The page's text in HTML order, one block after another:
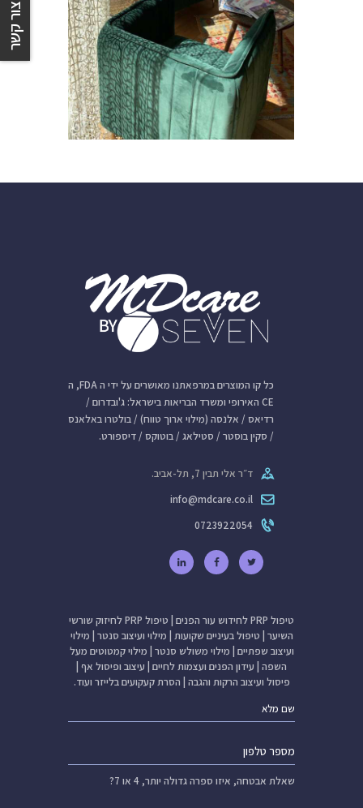
כל קו המוצרים במרפאתנו מאושרים על ידי ה FDA, ה
CE האירופי ומשרד הבריאות בישראל: ג'ובדרום /
רדיאס / אלנסה (מילוי ארוך טווח) / בולטרו באלאנס
/ סקין בוסטר / סטילאג / בוטוקס / דיספורט.
ד״ר אלי תבין 7, תל-אביב.
info@mdcare.co.il
0723922054
טיפול PRP לחידוש עור הפנים
טיפול PRP לחיזוק שורשי
השיער טיפול בעיניים שקועות מילוי ועיצוב סנטר מילוי
ועיצוב שפתיים מילוי משולש סנטר מילוי קמטוטים מעל
השפה עידון הפנים ועצמות לחיים עיצוב ופיסול אף
פיסול ועיצוב הרקות והגבה הסרת קעקועים בלייזר ועוד.
שאלת אבטחה, איזו ספרה גדולה יותר, 4 או 7?
צור קשר